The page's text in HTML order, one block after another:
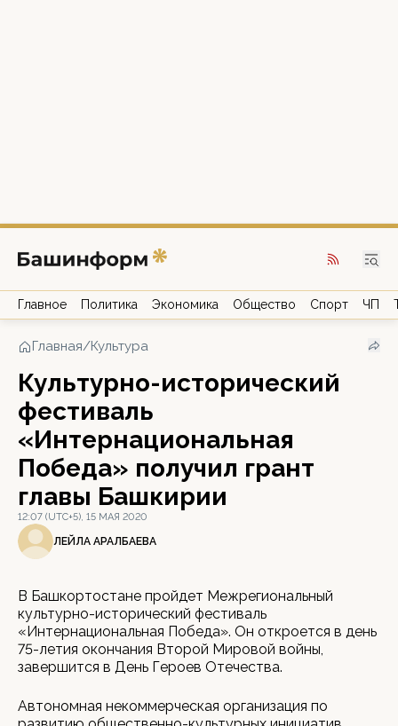
Главное Политика Экономика Общество Спорт ЧП
Главная/Культура
Культурно-исторический
фестиваль
«Интернациональная
Победа» получил грант
главы Башкирии
12:07 (UTC+5), 15 МАЯ 2020
ЛЕЙЛА АРАЛБАЕВА
В Башкортостане пройдет Межрегиональный
культурно-исторический фестиваль
«Интернациональная Победа». Он откроется в день
75-летия окончания Второй Мировой войны,
завершится в День Героев Отечества.
Автономная некоммерческая организация по